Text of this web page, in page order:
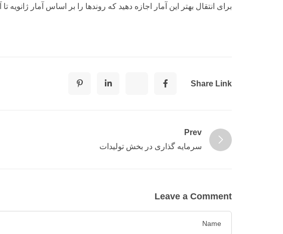
برای انتقال بهتر این آمار اجازه دهید که روندها را بر اساس آمار ژانویه تا آوریل ۲۰۱۸ ارائه
Share Link
Prev
سرمایه گذاری در بخش تولیدات
Leave a Comment